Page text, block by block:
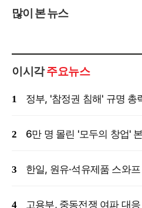
많이 본 뉴스
이시각주요뉴스